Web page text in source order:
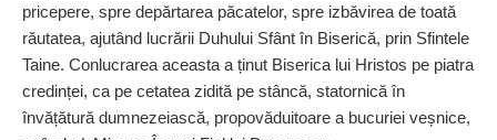
pricepere, spre depărtarea păcatelor, spre izbăvirea de toată
răutatea, ajutând lucrării Duhului Sfânt în Biserică, prin Sfintele
Taine. Conlucrarea aceasta a ținut Biserica lui Hristos pe piatra
credinței, ca pe cetatea zidită pe stâncă, statornică în
învățătură dumnezeiască, propovăduitoare a bucuriei veșnice,